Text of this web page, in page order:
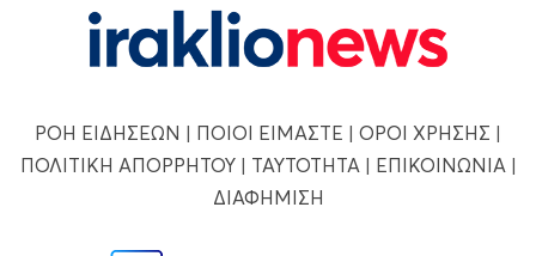
ΡΟΗ ΕΙΔΗΣΕΩΝ | ΠΟΙΟΙ ΕΙΜΑΣΤΕ | ΟΡΟΙ ΧΡΗΣΗΣ |
ΠΟΛΙΤΙΚΗ ΑΠΟΡΡΗΤΟΥ| ΤΑΥΤΟΤΗΤΑ | ΕΠΙΚΟΙΝΩΝΙΑ |
ΔΙΑΦΗΜΙΣΗ